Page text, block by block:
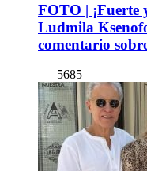
FOTO |
Ludmila
comentario
5685